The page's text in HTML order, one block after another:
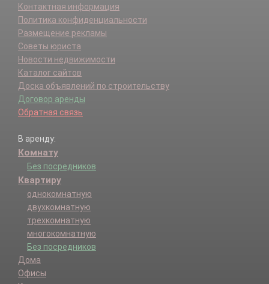
Контактная информация
Политика конфиденциальности
Размещение рекламы
Советы юриста
Новости недвижимости
Каталог сайтов
Доска объявлений по строительству
Договор аренды
Обратная связь
В аренду:
Комнату
Без посредников
Квартиру
однокомнатную
двухкомнатную
трехкомнатную
многокомнатную
Без посредников
Дома
Офисы